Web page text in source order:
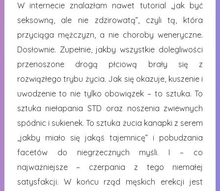
W internecie znalazłam nawet tutorial „jak być
seksowną, ale nie zdzirowatą”, czyli tą, która
przyciąga mężczyzn, a nie choroby weneryczne.
Dosłownie. Zupełnie, jakby wszystkie dolegliwości
przenoszone drogą płciową brały się z
rozwiązłego trybu życia. Jak się okazuje, kuszenie i
uwodzenie to nie tylko obowiązek – to sztuka. To
sztuka niełapania STD oraz noszenia zwiewnych
spódnic i sukienek. To sztuka żucia kanapki z serem
„jakby miało się jakąś tajemnicę” i pobudzania
facetów do niegrzecznych myśli. I – co
najważniejsze – czerpania z tego niemałej
satysfakcji. W końcu rząd męskich erekcji jest